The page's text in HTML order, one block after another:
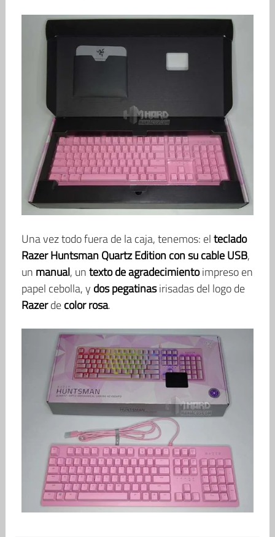
Una vez todo fuera de la caja, tenemos: elteclado
Razer Huntsman Quartz Edition con su cable USB,
un manual, untexto de agradecimientoimpreso en
papel cebolla, y dos pegatinasirisadas del logo de
Razerdecolor rosa.